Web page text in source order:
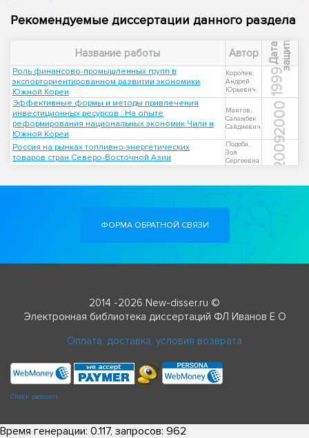
Рекомендуемые диссертации данного раздела
Название работы Автор Д
а
т
а
з
а
щ
и
т ы
Роль финансово-промышленных групп в
экспорториентированном развитии экономики
Южной Кореи
Королев,
Андрей
Юрьевич
1999
Эффективные формы и методы привлечения
инвестиционных ресурсов : На опыте
реформирования национальных экономик Чили и
Южной Кореи
Маигов,
Саламбек
Сайдиевич
2000
Россия на рынках топливно-энергетических
товаров стран Северо-Восточной Азии
Подоба,
Зоя
Сергеевна
2009
ФОРМА ОБРАТНОЙ СВЯЗИ
2014 -2026 New-disser.ru ©
Электронная библиотека диссертаций ФЛ Иванов Е О
Оплата, доставка, условия возврата
Check passport
Время генерации: 0.117, запросов: 962